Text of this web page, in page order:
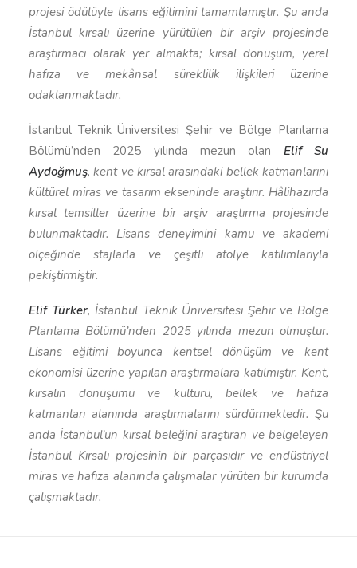
projesi ödülüyle lisans eğitimini tamamlamıştır. Şu anda
İstanbul kırsalı üzerine yürütülen bir arşiv projesinde
araştırmacı olarak yer almakta; kırsal dönüşüm, yerel
hafıza ve mekânsal süreklilik ilişkileri üzerine
odaklanmaktadır.
İstanbul Teknik Üniversitesi Şehir ve Bölge Planlama
Bölümü’nden 2025 yılında mezun olan Elif Su
Aydoğmuş, kent ve kırsal arasındaki bellek katmanlarını
kültürel miras ve tasarım ekseninde araştırır. Hâlihazırda
kırsal temsiller üzerine bir arşiv araştırma projesinde
bulunmaktadır. Lisans deneyimini kamu ve akademi
ölçeğinde stajlarla ve çeşitli atölye katılımlarıyla
pekiştirmiştir.
Elif Türker, İstanbul Teknik Üniversitesi Şehir ve Bölge
Planlama Bölümü’nden 2025 yılında mezun olmuştur.
Lisans eğitimi boyunca kentsel dönüşüm ve kent
ekonomisi üzerine yapılan araştırmalara katılmıştır. Kent,
kırsalın dönüşümü ve kültürü, bellek ve hafıza
katmanları alanında araştırmalarını sürdürmektedir. Şu
anda İstanbul’un kırsal beleğini araştıran ve belgeleyen
İstanbul Kırsalı projesinin bir parçasıdır ve endüstriyel
miras ve hafıza alanında çalışmalar yürüten bir kurumda
çalışmaktadır.